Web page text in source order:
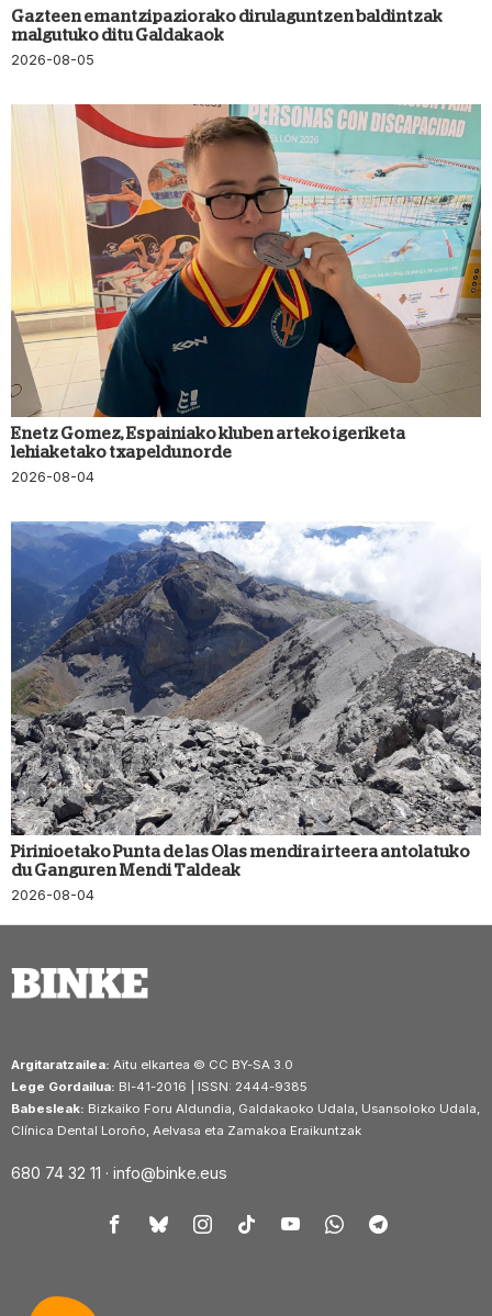
Gazteen emantzipaziorako dirulaguntzen baldintzak
malgutuko ditu Galdakaok
2026-08-05
Enetz Gomez, Espainiako kluben arteko igeriketa
lehiaketako txapeldunorde
2026-08-04
Pirinioetako Punta de las Olas mendira irteera antolatuko
du Ganguren Mendi Taldeak
2026-08-04
Argitaratzailea: Aitu elkartea © CC BY-SA 3.0
Lege Gordailua: BI-41-2016 | ISSN: 2444-9385
Babesleak: Bizkaiko Foru Aldundia, Galdakaoko Udala, Usansoloko Udala,
Clínica Dental Loroño, Aelvasa eta Zamakoa Eraikuntzak
680 74 32 11 · info@binke.eus